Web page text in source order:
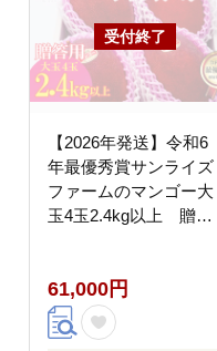
【2026年発送】令和6
年最優秀賞サンライズ
ファームのマンゴー大
玉4玉2.4kg以上 贈答
Mango ランキング 完熟
お気に入り 収穫 人気
甘味 フルーツ 沖縄県
61,000円